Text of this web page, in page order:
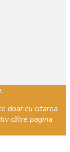
doar cu citarea
către pagina